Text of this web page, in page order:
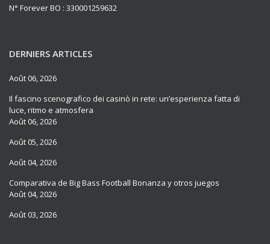
N° Forever BO : 330001259632
DERNIERS ARTICLES
Août 06, 2026
Il fascino scenografico dei casinò in rete: un’esperienza fatta di
luce, ritmo e atmosfera
Août 06, 2026
Août 05, 2026
Août 04, 2026
Comparativa de Big Bass Football Bonanza y otros juegos
Août 04, 2026
Août 03, 2026